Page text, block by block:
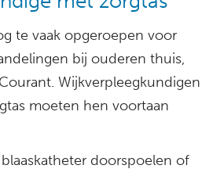
te vaak opgeroepen voor
bij ouderen thuis,
Wijkverpleegkundigen
moeten hen voortaan
doorspoelen of